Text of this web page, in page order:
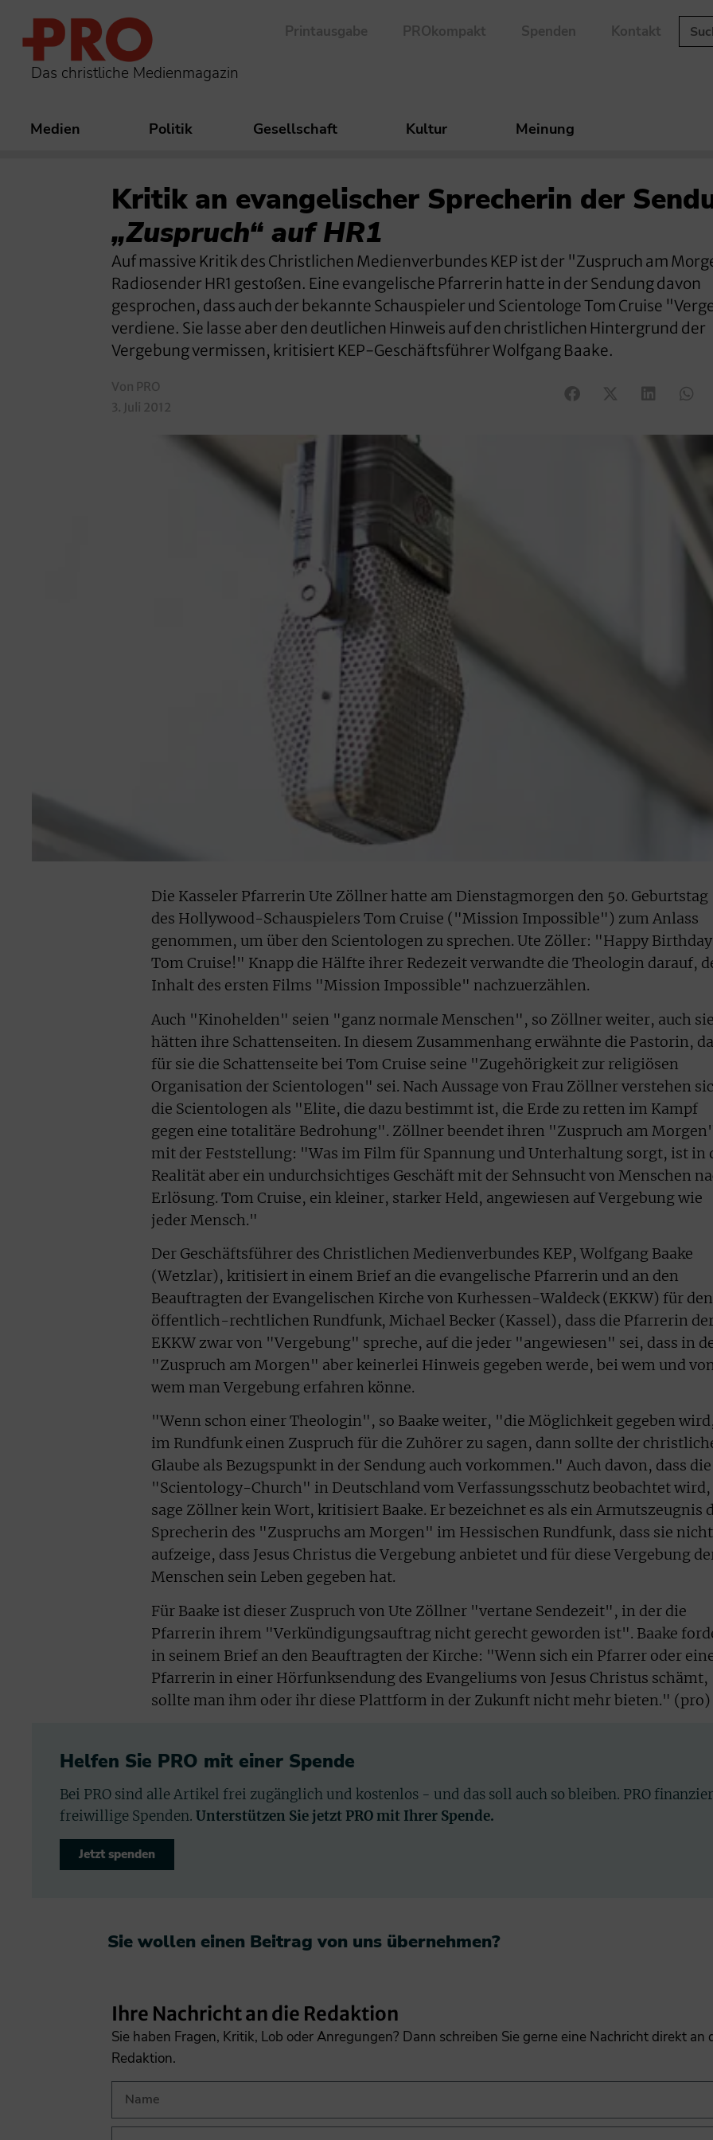
Das christliche Medienmagazin
Printausgabe PROkompakt Spenden Kontakt
Medien Politik Gesellschaft Kultur Meinung
Kritik an evangelischer Sprecherin der
„Zuspruch“ auf HR1
Auf massive Kritik des Christlichen Medienverbundes KEP ist der "Zuspruch am
Radiosender HR1 gestoßen. Eine evangelische Pfarrerin hatte in der Sendung davon
gesprochen, dass auch der bekannte Schauspieler und Scientologe Tom Cruise
verdiene. Sie lasse aber den deutlichen Hinweis auf den christlichen Hintergrund der
Vergebung vermissen, kritisiert KEP-Geschäftsführer Wolfgang Baake.
Von PRO
3. Juli 2012
Die Kasseler Pfarrerin Ute Zöllner hatte am Dienstagmorgen den 50. Geburtstag
des Hollywood-Schauspielers Tom Cruise ("Mission Impossible") zum Anlass
genommen, um über den Scientologen zu sprechen. Ute Zöller: "Happy
Tom Cruise!" Knapp die Hälfte ihrer Redezeit verwandte die Theologin darauf,
Inhalt des ersten Films "Mission Impossible" nachzuerzählen.
Auch "Kinohelden" seien "ganz normale Menschen", so Zöllner weiter, auch sie
hätten ihre Schattenseiten. In diesem Zusammenhang erwähnte die Pastorin,
für sie die Schattenseite bei Tom Cruise seine "Zugehörigkeit zur religiösen
Organisation der Scientologen" sei. Nach Aussage von Frau Zöllner verstehen
die Scientologen als "Elite, die dazu bestimmt ist, die Erde zu retten im Kampf
gegen eine totalitäre Bedrohung". Zöllner beendet ihren "Zuspruch am
mit der Feststellung: "Was im Film für Spannung und Unterhaltung sorgt, ist in
Realität aber ein undurchsichtiges Geschäft mit der Sehnsucht von Menschen
Erlösung. Tom Cruise, ein kleiner, starker Held, angewiesen auf Vergebung wie
jeder Mensch."
Der Geschäftsführer des Christlichen Medienverbundes KEP, Wolfgang Baake
(Wetzlar), kritisiert in einem Brief an die evangelische Pfarrerin und an den
Beauftragten der Evangelischen Kirche von Kurhessen-Waldeck (EKKW) für den
öffentlich-rechtlichen Rundfunk, Michael Becker (Kassel), dass die Pfarrerin
EKKW zwar von "Vergebung" spreche, auf die jeder "angewiesen" sei, dass in
"Zuspruch am Morgen" aber keinerlei Hinweis gegeben werde, bei wem und
wem man Vergebung erfahren könne.
"Wenn schon einer Theologin", so Baake weiter, "die Möglichkeit gegeben wird,
im Rundfunk einen Zuspruch für die Zuhörer zu sagen, dann sollte der
Glaube als Bezugspunkt in der Sendung auch vorkommen." Auch davon, dass die
"Scientology-Church" in Deutschland vom Verfassungsschutz beobachtet wird,
sage Zöllner kein Wort, kritisiert Baake. Er bezeichnet es als ein Armutszeugnis
Sprecherin des "Zuspruchs am Morgen" im Hessischen Rundfunk, dass sie nicht
aufzeige, dass Jesus Christus die Vergebung anbietet und für diese Vergebung
Menschen sein Leben gegeben hat.
Für Baake ist dieser Zuspruch von Ute Zöllner "vertane Sendezeit", in der die
Pfarrerin ihrem "Verkündigungsauftrag nicht gerecht geworden ist". Baake
in seinem Brief an den Beauftragten der Kirche: "Wenn sich ein Pfarrer oder
Pfarrerin in einer Hörfunksendung des Evangeliums von Jesus Christus schämt,
sollte man ihm oder ihr diese Plattform in der Zukunft nicht mehr bieten." (pro)
Helfen Sie PRO mit einer Spende
Bei PRO sind alle Artikel frei zugänglich und kostenlos - und das soll auch so bleiben. PRO
freiwillige Spenden. Unterstützen Sie jetzt PRO mit Ihrer Spende.
Jetzt spenden
Sie wollen einen Beitrag von uns übernehmen?​
Ihre Nachricht an die Redaktion
Sie haben Fragen, Kritik, Lob oder Anregungen? Dann schreiben Sie gerne eine Nachricht direkt an
Redaktion.